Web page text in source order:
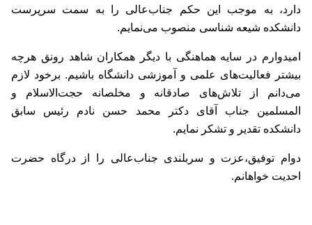
دارد، به موجب این حکم جناب‌عالی را به سمت سرپرست
دانشکده شیعه شناسی منصوب می‌نمایم.
امیدوارم در سایه هماهنگی با دیگر همکاران شاهد رونق هرچه
بیشتر فعالیت‌های علمی و آموزشی دانشگاه باشیم. برخود لازم
می‌دانم از تلاش‌های صادقانه و مخلصانه حجت‌الاسلام و
المسلمین جناب آقای دکتر محمد حسن نادم رئیس سابق
دانشکده تقدیر و تشکر نمایم.
دوام توفیق،عزت و سربلندی جناب‌عالی را از درگاه حضرت
احدیت خواهانم.